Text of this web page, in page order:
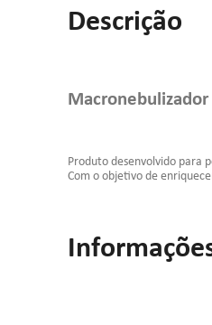
Descrição
Produto desenvolvido para
Com o objetivo de